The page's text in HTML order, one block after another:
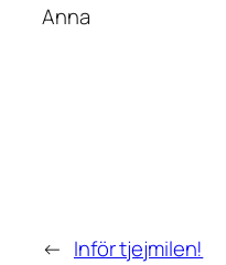
Anna
← Inför tjejmilen!